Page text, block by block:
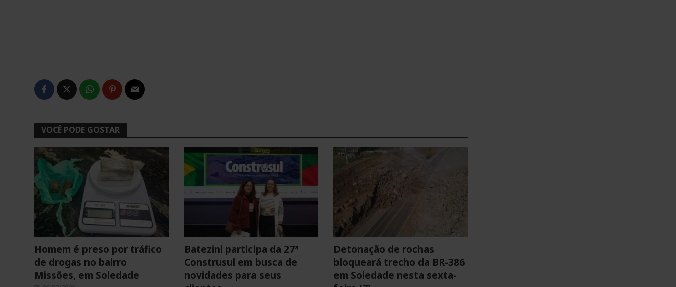
VOCÊ PODE GOSTAR
Homem é preso por tráfico
de drogas no bairro
Missões, em Soledade
Batezini participa da 27ª
Construsul em busca de
novidades para seus
Detonação de rochas
bloqueará trecho da BR-386
em Soledade nesta sexta-